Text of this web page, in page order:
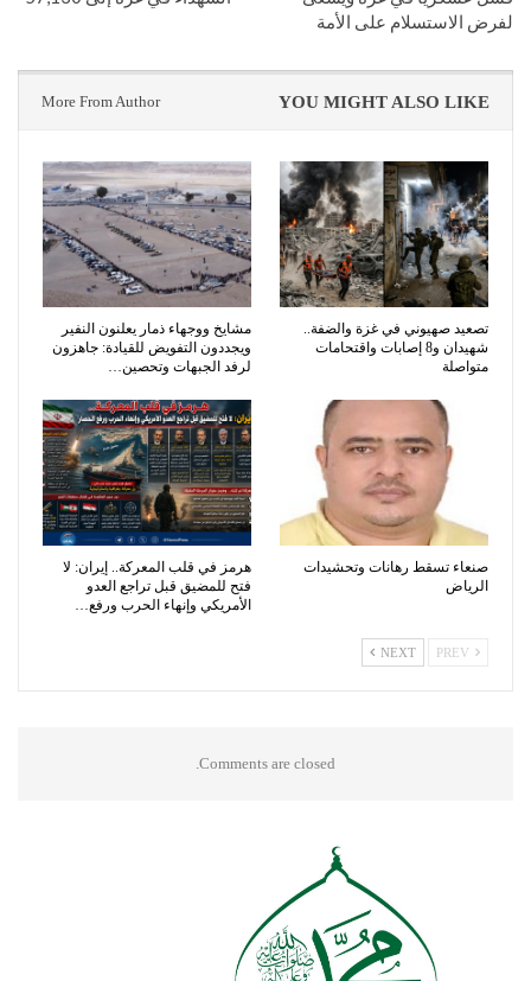
لفرض الاستسلام على الأمة
YOU MIGHT ALSO LIKE
More From Author
تصعيد صهيوني في غزة والضفة..
شهيدان و8 إصابات واقتحامات
متواصلة
مشايخ ووجهاء ذمار يعلنون النفير
ويجددون التفويض للقيادة: جاهزون
لرفد الجبهات وتحصين…
صنعاء تسقط رهانات وتحشيدات
الرياض
هرمز في قلب المعركة.. إيران: لا
فتح للمضيق قبل تراجع العدو
الأمريكي وإنهاء الحرب ورفع…
NEXT
Comments are closed.